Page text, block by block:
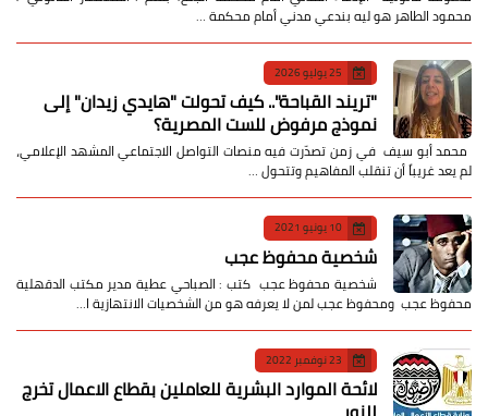
محمود الطاهر هو ليه بندعي مدني أمام محكمة …
25 يوليو 2026
​"تريند القباحة".. كيف تحولت "هايدي زيدان" إلى
نموذج مرفوض للست المصرية؟
​ محمد أبو سيف ​في زمن تصدّرت فيه منصات التواصل الاجتماعي المشهد الإعلامي،
لم يعد غريباً أن تنقلب المفاهيم وتتحول …
10 يونيو 2021
شخصية محفوظ عجب
شخصية محفوظ عجب كتب : الصباحي عطية مدير مكتب الدقهلية
محفوظ عجب ومحفوظ عجب لمن لا يعرفه هو من الشخصيات الانتهازية ا…
23 نوفمبر 2022
لائحة الموارد البشرية للعاملين بقطاع الاعمال تخرج